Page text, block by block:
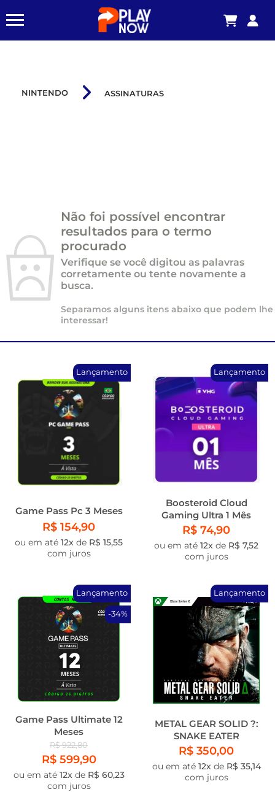
NINTENDO ASSINATURAS
Não foi possível encontrar
resultados para o termo
procurado
Verifique se você digitou as palavras
corretamente ou tente novamente a
busca.
Separamos alguns itens abaixo que podem lhe
interessar!
Lançamento
Game Pass Pc 3 Meses
R$ 154,90
ou em até 12x de R$ 15,55
com juros
Lançamento
Boosteroid Cloud
Gaming Ultra 1 Mês
R$ 74,90
ou em até 12x de R$ 7,52
com juros
Lançamento
-34%
Game Pass Ultimate 12
Meses
R$ 922,80
R$ 599,90
ou em até 12xde R$ 60,23
com juros
Lançamento
METAL GEAR SOLID ?:
SNAKE EATER
R$ 350,00
ou em até 12xde R$ 35,14
com juros